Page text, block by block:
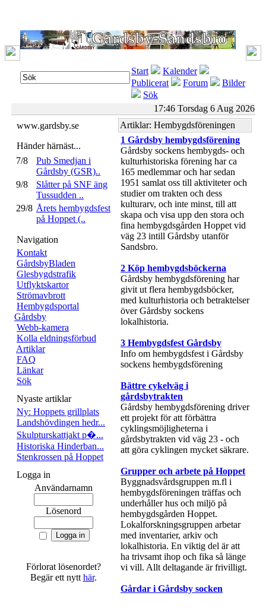
Start
Kalender
Publicerat
Forum
Bilder
Sök
17:46 Torsdag 6 Aug 2026
www.gardsby.se
Händer härnäst...
7/8
Pub Smedjan i
Gårdsby (GSR)..
9/8
Slåtter på SNF äng
Tussudden ..
29/8 Årets hembygdsfest
på Hoppet (..
Navigation
Kontakt
GårdsbyBladen
Glesbygdstrafik
Utflyktskartor
Strömavbrott
Hembygdsportal
Gårdsby
Webb-kamera
Kolla eldningsförbud
Artiklar
FAQ
Länkar
Sök
Nyaste artiklar
Ny: Hoppets grillplats
Landshövdingen hedr...
Skulpturskattjakt p�...
Historiska Hinderban...
Stenkrossen på Hoppet
Logga in
Användarnamn
Lösenord
Förlorat lösenordet?
Begär ett nytt här.
Artiklar: Hembygdsföreningen
1 Gårdsby hembygdsförening
Gårdsby sockens hembygds- och
kulturhistoriska förening har ca
165 medlemmar och har sedan
1951 samlat oss till aktiviteter och
studier om trakten och dess
kulturarv, och inte minst, till att
skapa och visa upp den stora och
fina hembygdsgården Hoppet vid
väg 23 intill Gårdsby utanför
Sandsbro.
2 Köp hembygdsböckerna
Gårdsby hembygdsförening har
givit ut flera hembygdsböcker,
med kulturhistoria och betraktelser
över Gårdsby sockens
lokalhistoria.
3 Hembygdsfest Gårdsby
Info om hembygdsfest i Gårdsby
sockens hembygdsförening
Bättre cykelväg i
gårdsbytrakten
Gårdsby hembygdsförening driver
ett projekt för att förbättra
cyklingsmöjligheterna i
gårdsbytrakten vid väg 23 - och
att göra cyklingen mycket säkrare.
Grupper och arbete på Hoppet
Byggnadsvårdsgruppen m.fl i
hembygdsföreningen träffas och
underhåller hus och miljö på
hembygdsgården Hoppet.
Lokalforskningsgruppen arbetar
med inventarier, arkiv och
lokalhistoria. En viktig del är att
ha trivsamt ihop och fika så länge
vi vill. Allt deltagande är frivilligt.
Gårdar i Gårdsby socken